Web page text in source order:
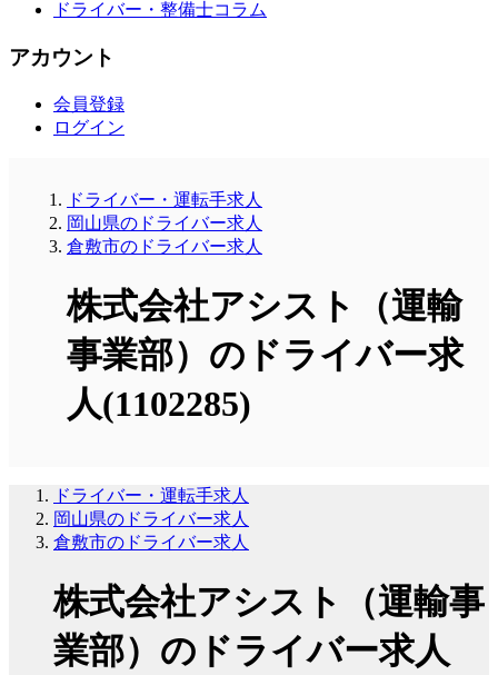
ドライバー・整備士コラム
アカウント
会員登録
ログイン
ドライバー・運転手求人
岡山県のドライバー求人
倉敷市のドライバー求人
株式会社アシスト（運輸
事業部）のドライバー求
人(1102285)
ドライバー・運転手求人
岡山県のドライバー求人
倉敷市のドライバー求人
株式会社アシスト（運輸事
業部）のドライバー求人